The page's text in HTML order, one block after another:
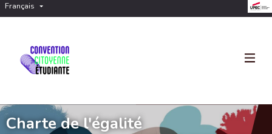
Français Choisir la langue
Charte de l'égalité